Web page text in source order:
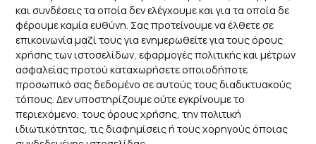
και συνδέσεις τα οποία δεν ελέγχουμε και για τα οποία δε
φέρουμε καμία ευθύνη. Σας προτείνουμε να έλθετε σε
επικοινωνία μαζί τους για ενημερωθείτε για τους όρους
χρήσης των ιστοσελίδων, εφαρμογές πολιτικής και μέτρων
ασφαλείας προτού καταχωρήσετε οποιοδήποτε
προσωπικό σας δεδομένο σε αυτούς τους διαδικτυακούς
τόπους. Δεν υποστηρίζουμε ούτε εγκρίνουμε το
περιεχόμενο, τους όρους χρήσης, την πολιτική
ιδιωτικότητας, τις διαφημίσεις ή τους χορηγούς όποιας